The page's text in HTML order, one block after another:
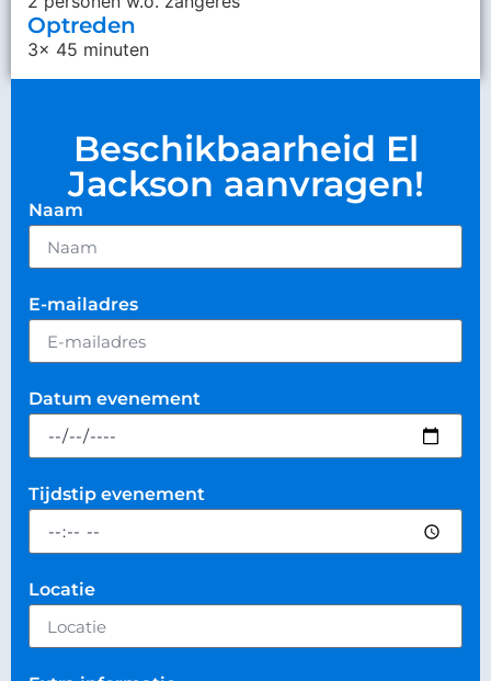
Optreden
3x 45 minuten
Beschikbaarheid El
Jackson aanvragen!
Naam
E-mailadres
Datum evenement
Tijdstip evenement
Locatie